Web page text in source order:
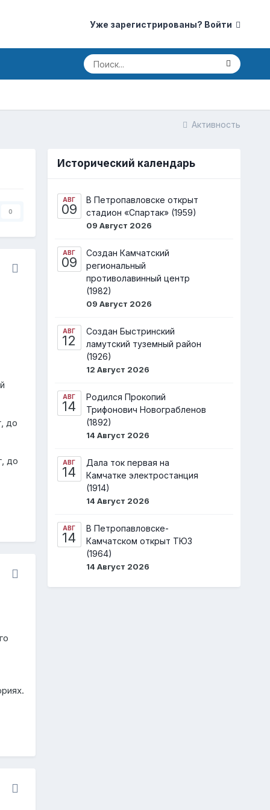
Уже зарегистрированы? Войти
Активность
0
до
до
Исторический календарь
АВГ
09
В Петропавловске открыт
стадион «Спартак» (1959)
09 Август 2026
АВГ
09
Создан Камчатский
региональный
противолавинный центр
(1982)
09 Август 2026
АВГ
12
Создан Быстринский
ламутский туземный район
(1926)
12 Август 2026
АВГ
14
Родился Прокопий
Трифонович Новограбленов
(1892)
14 Август 2026
АВГ
14
Дала ток первая на
Камчатке электростанция
(1914)
14 Август 2026
АВГ
14
В Петропавловске-
Камчатском открыт ТЮЗ
(1964)
14 Август 2026